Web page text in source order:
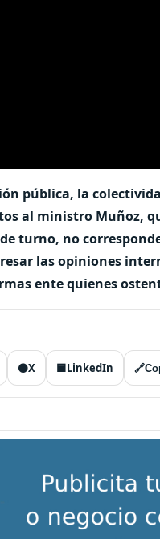
pública, la
al ministro Muñoz,
turno, no
las opiniones
ente quienes
⚫X 🟦LinkedIn 🔗